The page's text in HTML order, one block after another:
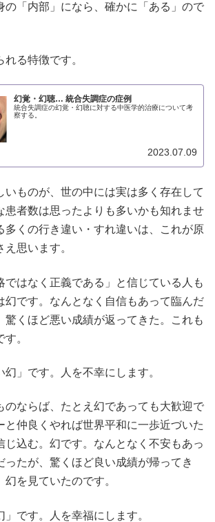
の「内部」になら、確かに「ある」ので
る特徴です。
幻覚・幻聴… 統合失調症の症例
統合失調症の幻覚・幻聴に対する中医学的治療について考
察する。
2023.07.09
いものが、世の中には実は多く存在して
患者数は思ったよりも多いかも知れませ
多くの行き違い・すれ違いは、これが原
思います。
ではなく正義である」と信じている人も
幻です。なんとなく自信もあって臨んだ
驚くほど悪い成績が返ってきた。これも
。
幻」です。人を不幸にします。
のならば、たとえ幻であっても大歓迎で
と仲良くやれば世界平和に一歩近づいた
じ込む。幻です。なんとなく不安もあっ
ったが、驚くほど良い成績が帰ってき
を見ていたのです。
」です。人を幸福にします。